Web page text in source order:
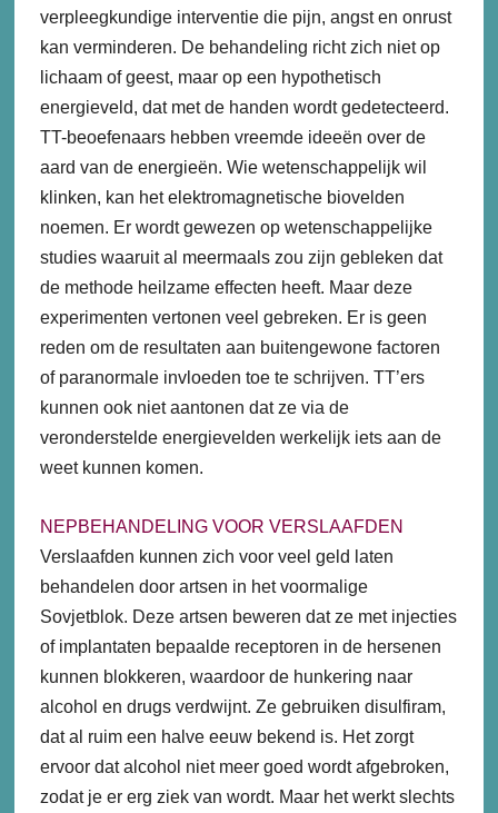
verpleegkundige interventie die pijn, angst en onrust
kan verminderen. De behandeling richt zich niet op
lichaam of geest, maar op een hypothetisch
energieveld, dat met de handen wordt gedetecteerd.
TT-beoefenaars hebben vreemde ideeën over de
aard van de energieën. Wie wetenschappelijk wil
klinken, kan het elektromagnetische biovelden
noemen. Er wordt gewezen op wetenschappelijke
studies waaruit al meermaals zou zijn gebleken dat
de methode heilzame effecten heeft. Maar deze
experimenten vertonen veel gebreken. Er is geen
reden om de resultaten aan buitengewone factoren
of paranormale invloeden toe te schrijven. TT’ers
kunnen ook niet aantonen dat ze via de
veronderstelde energievelden werkelijk iets aan de
weet kunnen komen.
NEPBEHANDELING VOOR VERSLAAFDEN
Verslaafden kunnen zich voor veel geld laten
behandelen door artsen in het voormalige
Sovjetblok. Deze artsen beweren dat ze met injecties
of implantaten bepaalde receptoren in de hersenen
kunnen blokkeren, waardoor de hunkering naar
alcohol en drugs verdwijnt. Ze gebruiken disulfiram,
dat al ruim een halve eeuw bekend is. Het zorgt
ervoor dat alcohol niet meer goed wordt afgebroken,
zodat je er erg ziek van wordt. Maar het werkt slechts